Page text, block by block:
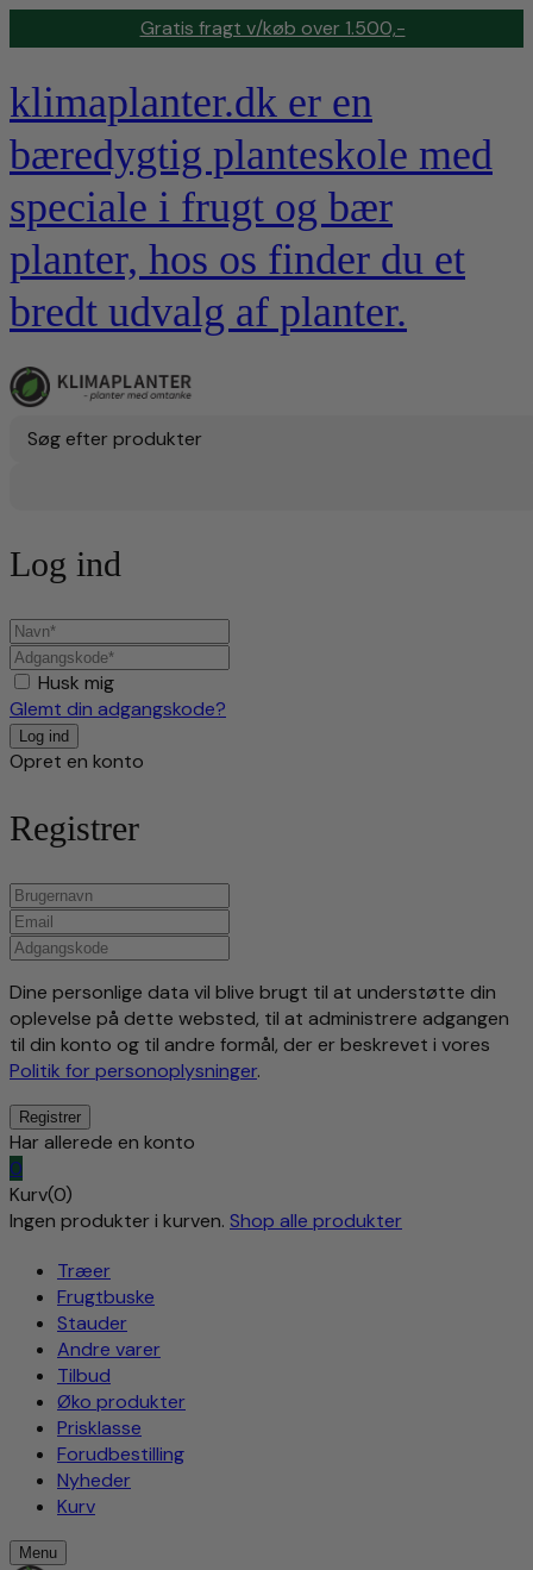
Gratis fragt v/køb over 1.500,-
klimaplanter.dk er en
bæredygtig planteskole med
speciale i frugt og bær
planter, hos os finder du et
bredt udvalg af planter.
Søg efter produkter
Log ind
Husk mig
Glemt din adgangskode?
Opret en konto
Registrer
Dine personlige data vil blive brugt til at understøtte din
oplevelse på dette websted, til at administrere adgangen
til din konto og til andre formål, der er beskrevet i vores
Politik for personoplysninger.
Har allerede en konto
0
Kurv(0)
Ingen produkter i kurven. Shop alle produkter
Træer
Frugtbuske
Stauder
Andre varer
Tilbud
Øko produkter
Prisklasse
Forudbestilling
Nyheder
Kurv
Menu